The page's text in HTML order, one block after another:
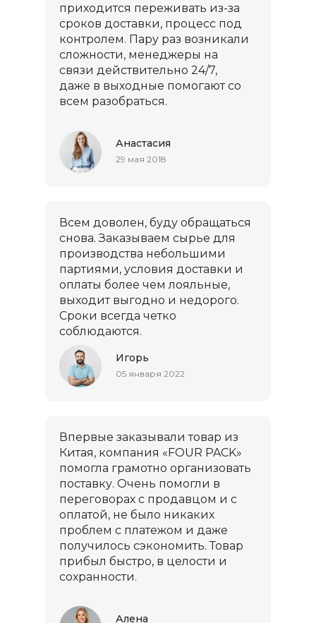
приходится переживать из-за
сроков доставки, процесс под
контролем. Пару раз возникали
сложности, менеджеры на
связи действительно 24/7,
даже в выходные помогают со
всем разобраться.
Анастасия
29 мая 2018
Всем доволен, буду обращаться
снова. Заказываем сырье для
производства небольшими
партиями, условия доставки и
оплаты более чем лояльные,
выходит выгодно и недорого.
Сроки всегда четко
соблюдаются.
Игорь
05 января 2022
Впервые заказывали товар из
Китая, компания «FOUR PACK»
помогла грамотно организовать
поставку. Очень помогли в
переговорах с продавцом и с
оплатой, не было никаких
проблем с платежом и даже
получилось сэкономить. Товар
прибыл быстро, в целости и
сохранности.
Алена